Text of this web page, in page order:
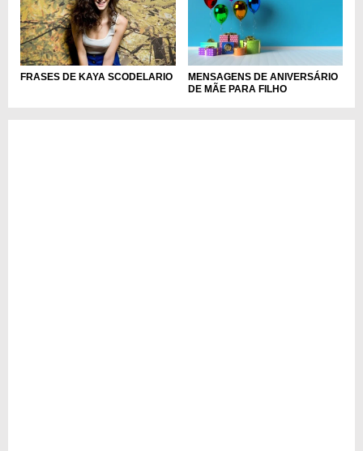
FRASES DE KAYA SCODELARIO
MENSAGENS DE ANIVERSÁRIO
DE MÃE PARA FILHO